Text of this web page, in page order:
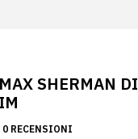
SHERMAN DI
0 RECENSIONI